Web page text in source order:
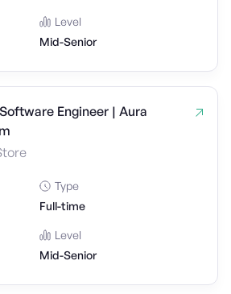
Level
Mid-Senior
Engineer | Aura
Type
Full-time
Level
Mid-Senior